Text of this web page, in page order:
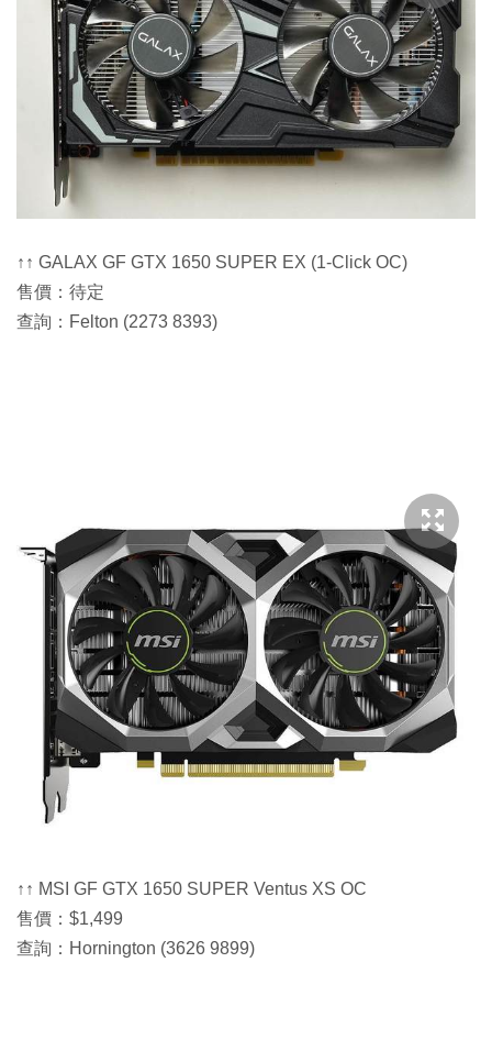
↑↑ GALAX GF GTX 1650 SUPER EX (1-Click OC)
售價：待定
查詢：Felton (2273 8393)
↑↑ MSI GF GTX 1650 SUPER Ventus XS OC
售價：$1,499
查詢：Hornington (3626 9899)